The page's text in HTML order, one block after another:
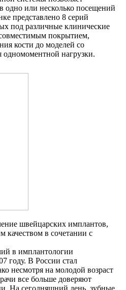
одно или несколько посещений
представлено 8 серий
под различные клинические
покрытием,
кости до моделей со
одномоментной нагрузки.
швейцарских имплантов,
качеством в сочетании с
в имплантологии
году. В России стал
несмотря на молодой возраст
все больше доверяют
На сегодняшний день, зубные